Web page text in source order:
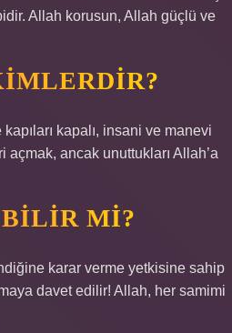
Allah korusun, Allah güçlü ve
kapalı, insani ve manevi
ancak unuttukları Allah’a
MI?
karar verme yetkisine sahip
davet edilir! Allah, her samimi